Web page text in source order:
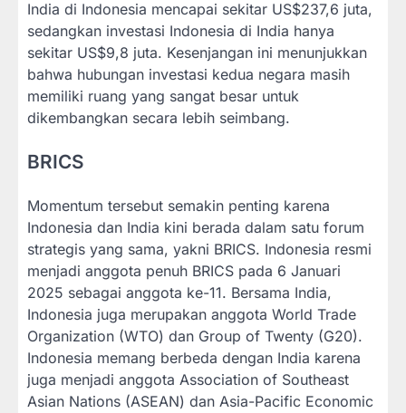
India di Indonesia mencapai sekitar US$237,6 juta,
sedangkan investasi Indonesia di India hanya
sekitar US$9,8 juta. Kesenjangan ini menunjukkan
bahwa hubungan investasi kedua negara masih
memiliki ruang yang sangat besar untuk
dikembangkan secara lebih seimbang.
BRICS
Momentum tersebut semakin penting karena
Indonesia dan India kini berada dalam satu forum
strategis yang sama, yakni BRICS. Indonesia resmi
menjadi anggota penuh BRICS pada 6 Januari
2025 sebagai anggota ke-11. Bersama India,
Indonesia juga merupakan anggota World Trade
Organization (WTO) dan Group of Twenty (G20).
Indonesia memang berbeda dengan India karena
juga menjadi anggota Association of Southeast
Asian Nations (ASEAN) dan Asia-Pacific Economic